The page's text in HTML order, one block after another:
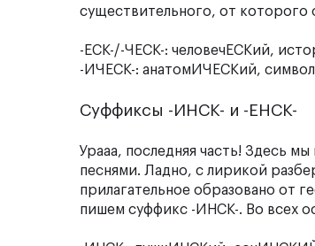
существительного, от которого
-ЕСК-/-ЧЕСК-: человечЕСКий,
-ИЧЕСК-: анатомИЧЕСКий,
Суффиксы -ИНСК- и -ЕНСК-
Урааа, последняя часть! Здесь
песнями. Ладно, с лирикой
прилагательное образовано от
пишем суффикс -ИНСК-. Во всех